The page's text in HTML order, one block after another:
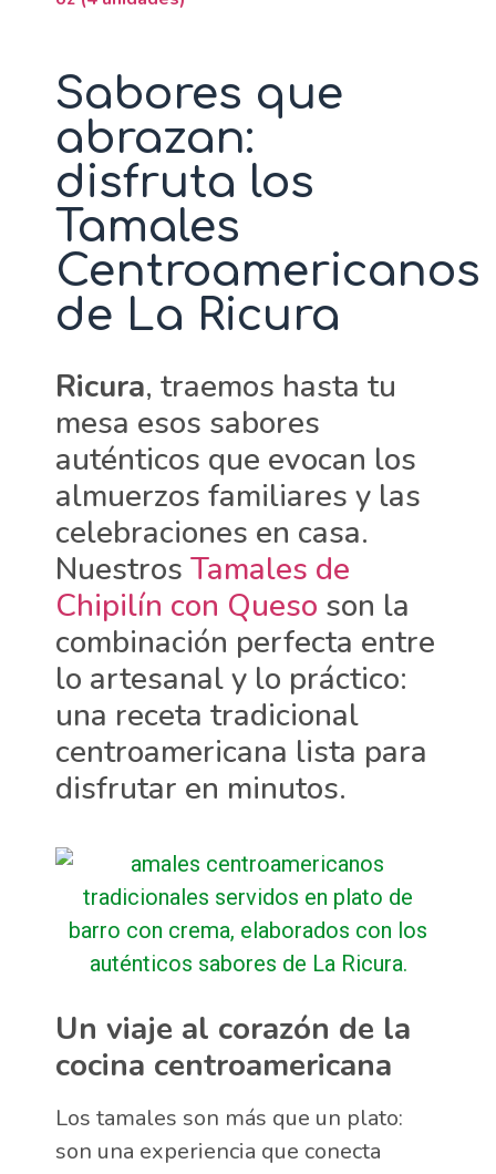
Sabores que
abrazan:
disfruta los
Tamales
Centroamericanos
de La Ricura
Ricura, traemos hasta tu
mesa esos sabores
auténticos que evocan los
almuerzos familiares y las
celebraciones en casa.
Nuestros Tamales de
Chipilín con Queso son la
combinación perfecta entre
lo artesanal y lo práctico:
una receta tradicional
centroamericana lista para
disfrutar en minutos.
Un viaje al corazón de la
cocina centroamericana
Los tamales son más que un plato:
son una experiencia que conecta